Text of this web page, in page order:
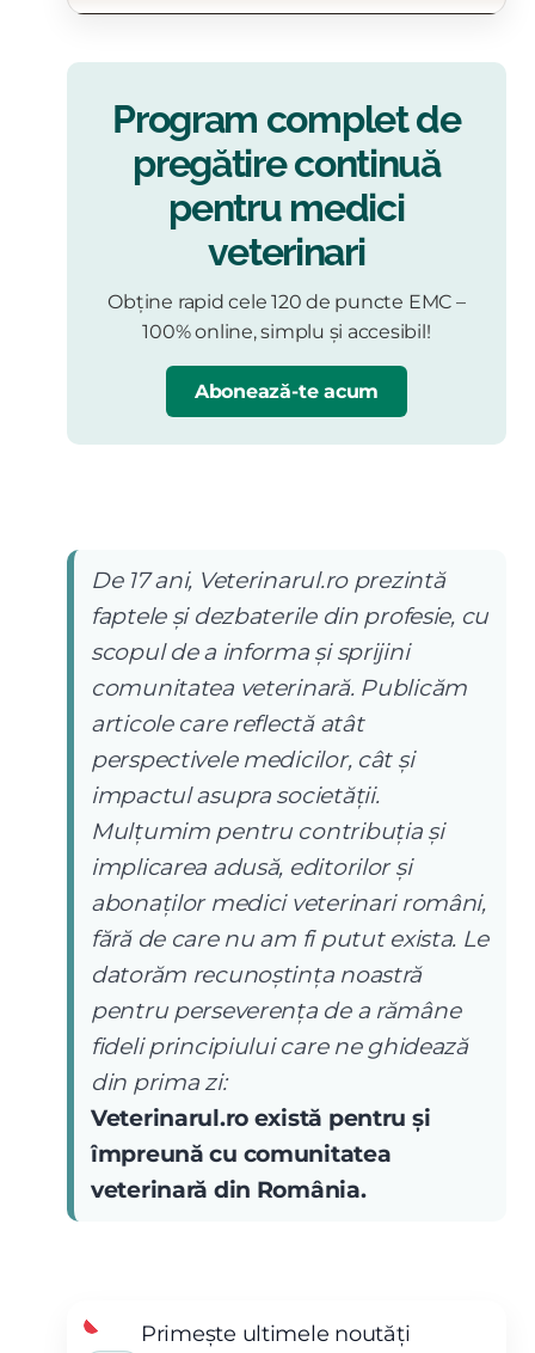
Program complet de
pregătire continuă
pentru medici
veterinari
Obține rapid cele 120 de puncte EMC –
100% online, simplu și accesibil!
Abonează-te acum
De 17 ani, Veterinarul.ro prezintă
faptele și dezbaterile din profesie, cu
scopul de a informa și sprijini
comunitatea veterinară. Publicăm
articole care reflectă atât
perspectivele medicilor, cât și
impactul asupra societății.
Mulțumim pentru contribuția și
implicarea adusă, editorilor și
abonaților medici veterinari români,
fără de care nu am fi putut exista. Le
datorăm recunoștința noastră
pentru perseverența de a rămâne
fideli principiului care ne ghidează
din prima zi:
Veterinarul.ro există pentru și
împreună cu comunitatea
veterinară din România.
Primește ultimele noutăți